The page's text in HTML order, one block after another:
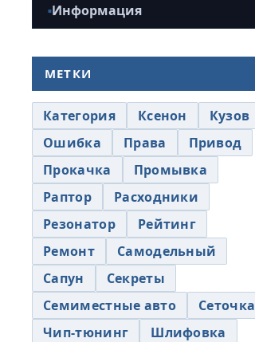
Информация
МЕТКИ
Категория Ксенон
Кузов
Ошибка
Права
Привод
Прокачка
Промывка
Раптор
Расходники
Резонатор
Рейтинг
Ремонт
Самодельный
Сапун
Секреты
Семиместные авто
Сеточка
Чип-тюнинг
Шлифовка